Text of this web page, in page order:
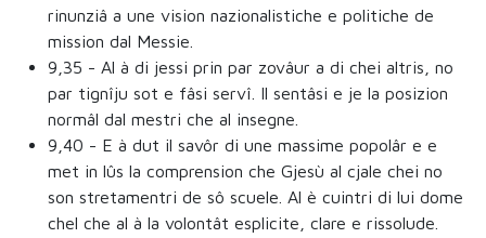
rinunziâ a une vision nazionalistiche e politiche de
mission dal Messie.
9,35 - Al à di jessi prin par zovâur a di chei altris, no
par tignîju sot e fâsi servî. Il sentâsi e je la posizion
normâl dal mestri che al insegne.
9,40 - E à dut il savôr di une massime popolâr e e
met in lûs la comprension che Gjesù al cjale chei no
son stretamentri de sô scuele. Al è cuintri di lui dome
chel che al à la volontât esplicite, clare e rissolude.